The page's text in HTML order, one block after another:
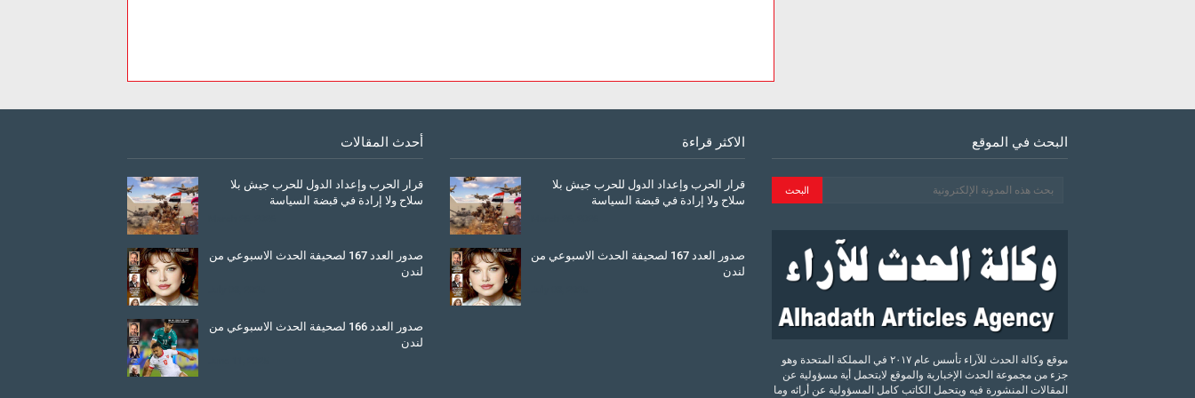
البحث في الموقع
موقع وكالة الحدث للآراء تأسس عام ٢٠١٧ في المملكة المتحدة وهو
جزء من مجموعة الحدث الإخبارية والموقع لايتحمل أية مسؤولية عن
المقالات المنشورة فيه ويتحمل الكاتب كامل المسؤولية عن أرائه وما
الاكثر قراءة
قرار الحرب وإعداد الدول للحرب جيش بلا
سلاح ولا إرادة في قبضة السياسة
صدور العدد 167 لصحيفة الحدث الاسبوعي من
لندن
أحدث المقالات
قرار الحرب وإعداد الدول للحرب جيش بلا
سلاح ولا إرادة في قبضة السياسة
صدور العدد 167 لصحيفة الحدث الاسبوعي من
لندن
صدور العدد 166 لصحيفة الحدث الاسبوعي من
لندن